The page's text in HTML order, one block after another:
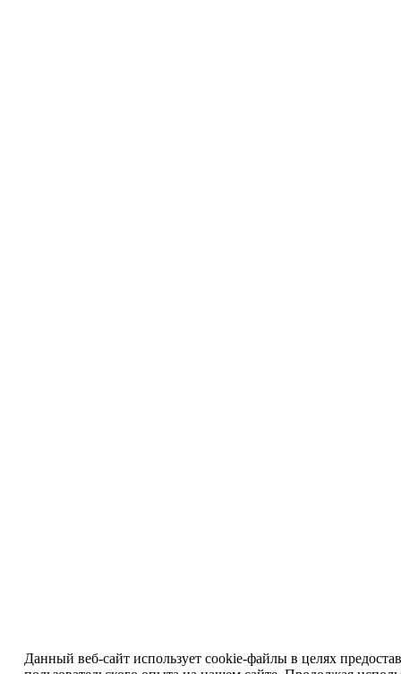
Данный веб-сайт использует cookie-файлы в целях